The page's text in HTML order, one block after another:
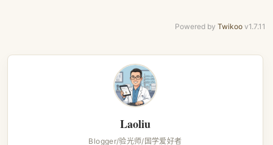
Powered by Twikoo v1.7.11
Laoliu
Blogger/验光师/国学爱好者